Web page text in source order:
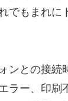
でもまれに
ンとの接続
ラー、印刷